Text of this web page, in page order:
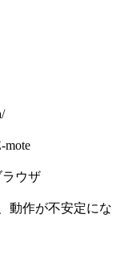
mote
ラウザ
動作が不安定にな